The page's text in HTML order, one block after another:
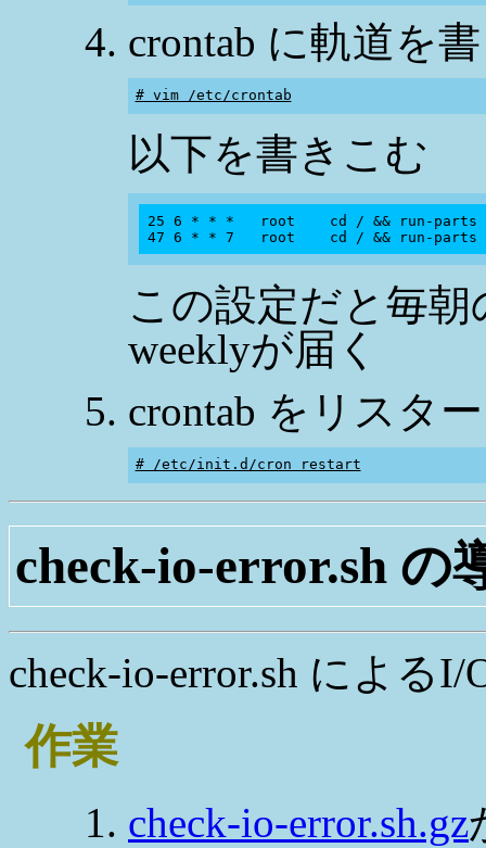
crontab に軌道を
# vim /etc/crontab
以下を書きこむ
25 6 * * *   root    cd / && run-parts
この設定だと毎朝
weeklyが届く
crontab をリスタ
# /etc/init.d/cron restart
check-io-error.sh の
check-io-error.sh による
作業
check-io-error.sh.gz